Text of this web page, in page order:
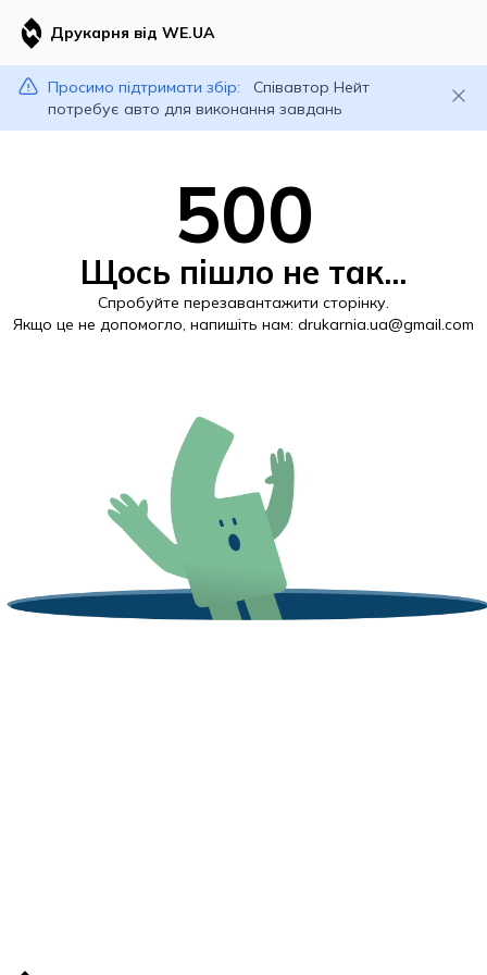
Друкарня від WE.UA
Просимо підтримати збір:
Співавтор Нейт
потребує авто для виконання завдань
500
Щось пішло не так...
Спробуйте перезавантажити сторінку.
Якщо це не допомогло, напишіть нам: drukarnia.ua@gmail.com